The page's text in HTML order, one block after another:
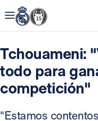
Tchouameni:
todo para
competición"
“Estamos